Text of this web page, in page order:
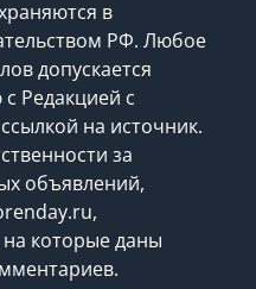
в
РФ. Любое
допускается
Редакцией с
на источник.
за
объявлений,
которые даны